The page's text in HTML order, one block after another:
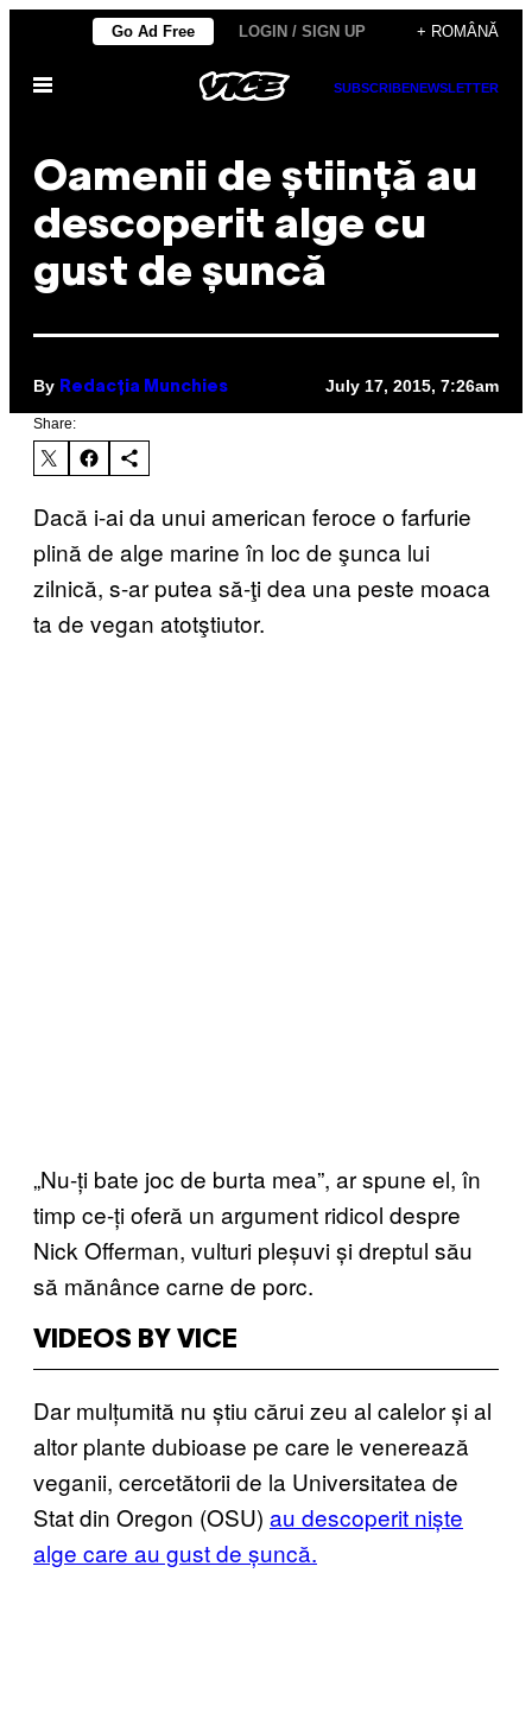
content
Go Ad Free LOGIN / SIGN UP + ROMÂNĂ
Open
SUBSCRIBENEWSLETTER
Oamenii de știință au
descoperit alge cu
gust de șuncă
By Redacția Munchies July 17, 2015, 7:26am
Share:
Dacă i-ai da unui american feroce o farfurie
plină de alge marine în loc de şunca lui
zilnică, s-ar putea să-ţi dea una peste moaca
ta de vegan atotştiutor.
„Nu-ți bate joc de burta mea”, ar spune el, în
timp ce-ți oferă un argument ridicol despre
Nick Offerman, vulturi pleșuvi și dreptul său
să mănânce carne de porc.
VIDEOS BY VICE
Dar mulțumită nu știu cărui zeu al calelor și al
altor plante dubioase pe care le venerează
veganii, cercetătorii de la Universitatea de
Stat din Oregon (OSU) au descoperit niște
alge care au gust de șuncă.